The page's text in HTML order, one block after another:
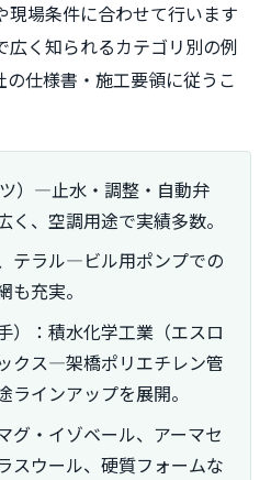
現場条件に合わせて行います
く知られるカテゴリ別の例
仕様書・施工要領に従うこ
）—止水・調整・自動弁
く、空調用途で実績多数。
テラル—ビル用ポンプでの
充実。
）：積水化学工業（エスロ
クス—架橋ポリエチレン管
インアップを展開。
グ・イゾベール、アーマセ
スウール、硬質フォームな